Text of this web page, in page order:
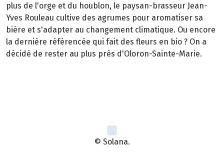
plus de l'orge et du houblon, le paysan-brasseur Jean-
Yves Rouleau cultive des agrumes pour aromatiser sa
bière et s'adapter au changement climatique. Ou encore
la dernière référencée qui fait des fleurs en bio ? On a
décidé de rester au plus près d'Oloron-Sainte-Marie.
© Solana.